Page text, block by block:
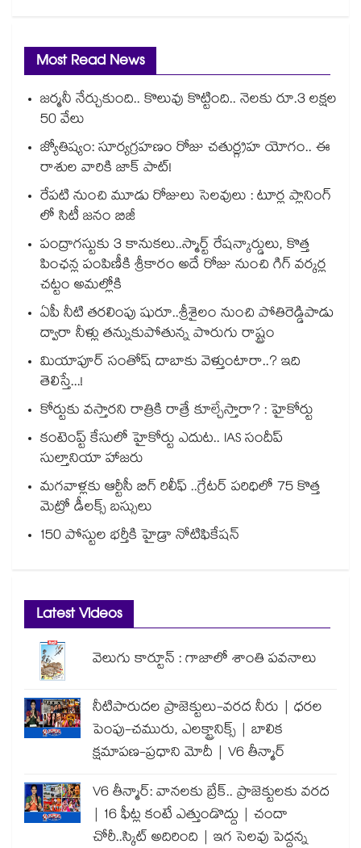
Most Read News
జర్మనీ నేర్చుకుంది.. కొలువు కొట్టింది.. నెలకు రూ.3 లక్షల
50 వేలు
జ్యోతిష్యం: సూర్యగ్రహణం రోజు చతుర్గ్రహ యోగం.. ఈ
రాశుల వారికి జాక్ పాట్!
రేపటి నుంచి మూడు రోజులు సెలవులు : టూర్ల ప్లానింగ్
లో సిటీ జనం బిజీ
పంద్రాగస్టుకు 3 కానుకలు..స్మార్ట్ రేషన్కార్డులు, కొత్త
పింఛన్ల పంపిణీకి శ్రీకారం అదే రోజు నుంచి గిగ్ వర్కర్ల
చట్టం అమల్లోకి
ఏపీ నీటి తరలింపు షురూ..శ్రీశైలం నుంచి పోతిరెడ్డిపాడు
ద్వారా నీళ్లు తన్నుకుపోతున్న పొరుగు రాష్ట్రం
మియాపూర్ సంతోష్ దాబాకు వెళ్తుంటారా..? ఇది
తెలిస్తే...!
కోర్టుకు వస్తారని రాత్రికి రాత్రే కూల్చేస్తారా? : హైకోర్టు
కంటెంప్ట్ కేసులో హైకోర్టు ఎదుట.. IAS సందీప్
సుల్తానియా హాజరు
మగవాళ్లకు ఆర్టీసీ బిగ్ రిలీఫ్ ..గ్రేటర్ పరిధిలో 75 కొత్త
మెట్రో డీలక్స్ బస్సులు
150 పోస్టుల భర్తీకి హైడ్రా నోటిఫికేషన్
Latest Videos
వెలుగు కార్టూన్ : గాజాలో శాంతి పవనాలు
నీటిపారుదల ప్రాజెక్టులు-వరద నీరు | ధరల
పెంపు-చమురు, ఎలక్ట్రానిక్స్ | బాలిక
క్షమాపణ-ప్రధాని మోదీ | V6 తీన్మార్
V6 తీన్మార్: వానలకు బ్రేక్.. ప్రాజెక్టులకు వరద
| 16 ఫీట్ల కంటే ఎత్తుండొద్దు | చందా
చోరీ..స్కిట్ అదిరింది | ఇగ సెలవు పెద్దన్న